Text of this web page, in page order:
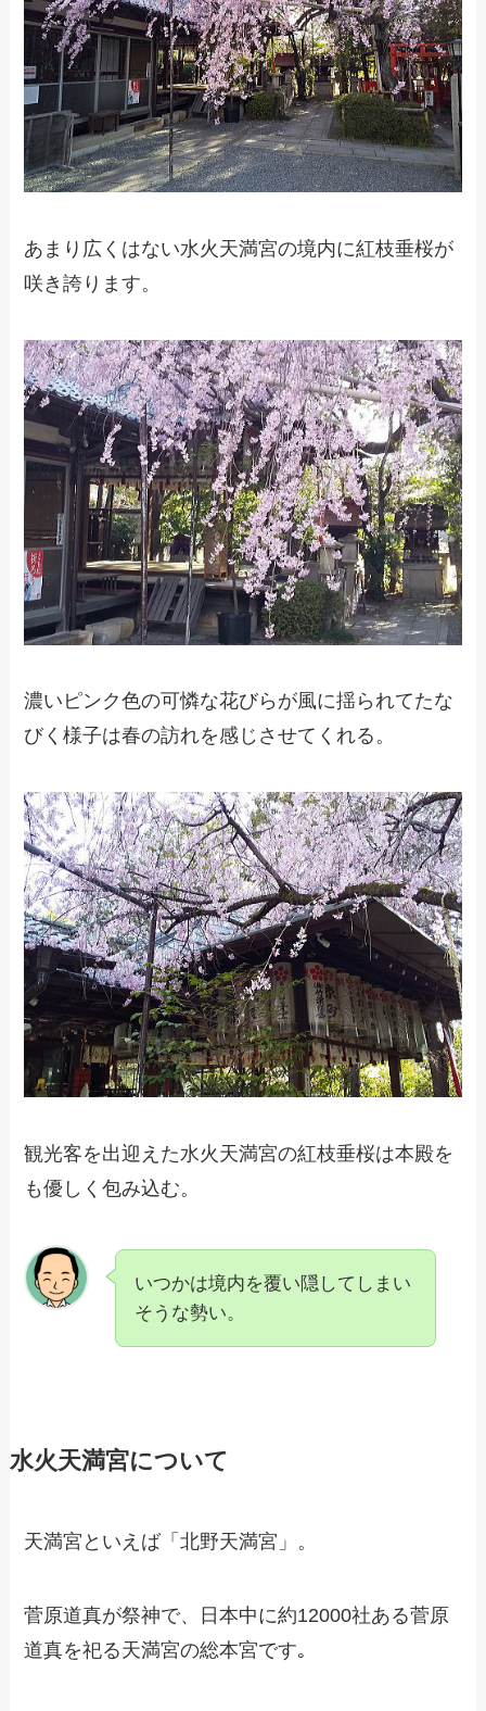
あまり広くはない水火天満宮の境内に紅枝垂桜が
咲き誇ります。
濃いピンク色の可憐な花びらが風に揺られてたな
びく様子は春の訪れを感じさせてくれる。
観光客を出迎えた水火天満宮の紅枝垂桜は本殿を
も優しく包み込む。
いつかは境内を覆い隠してしまい
そうな勢い。
水火天満宮について
天満宮といえば「北野天満宮」。
菅原道真が祭神で、日本中に約12000社ある菅原
道真を祀る天満宮の総本宮です｡